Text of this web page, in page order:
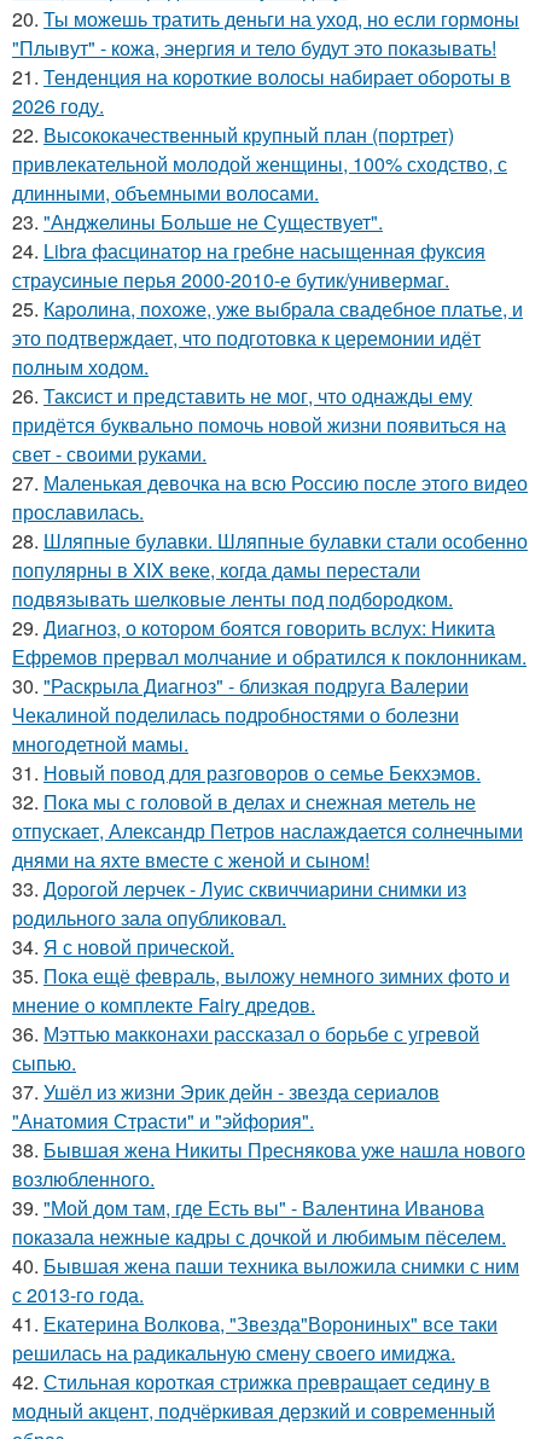
20. Ты можешь тратить деньги на уход, но если гормоны
"Плывут" - кожа, энергия и тело будут это показывать!
21. Тенденция на короткие волосы набирает обороты в
2026 году.
22. Высококачественный крупный план (портрет)
привлекательной молодой женщины, 100% сходство, с
длинными, объемными волосами.
23. "Анджелины Больше не Существует".
24. Libra фасцинатор на гребне насыщенная фуксия
страусиные перья 2000-2010-е бутик/универмаг.
25. Каролина, похоже, уже выбрала свадебное платье, и
это подтверждает, что подготовка к церемонии идёт
полным ходом.
26. Таксист и представить не мог, что однажды ему
придётся буквально помочь новой жизни появиться на
свет - своими руками.
27. Маленькая девочка на всю Россию после этого видео
прославилась.
28. Шляпные булавки. Шляпные булавки стали особенно
популярны в XIX веке, когда дамы перестали
подвязывать шелковые ленты под подбородком.
29. Диагноз, о котором боятся говорить вслух: Никита
Ефремов прервал молчание и обратился к поклонникам.
30. "Раскрыла Диагноз" - близкая подруга Валерии
Чекалиной поделилась подробностями о болезни
многодетной мамы.
31. Новый повод для разговоров о семье Бекхэмов.
32. Пока мы с головой в делах и снежная метель не
отпускает, Александр Петров наслаждается солнечными
днями на яхте вместе с женой и сыном!
33. Дорогой лерчек - Луис сквиччиарини снимки из
родильного зала опубликовал.
34. Я с новой прической.
35. Пока ещё февраль, выложу немного зимних фото и
мнение о комплекте Fairy дредов.
36. Мэттью макконахи рассказал о борьбе с угревой
сыпью.
37. Ушёл из жизни Эрик дейн - звезда сериалов
"Анатомия Страсти" и "эйфория".
38. Бывшая жена Никиты Преснякова уже нашла нового
возлюбленного.
39. "Мой дом там, где Есть вы" - Валентина Иванова
показала нежные кадры с дочкой и любимым пёселем.
40. Бывшая жена паши техника выложила снимки с ним
с 2013-го года.
41. Екатерина Волкова, "Звезда"Ворониных" все таки
решилась на радикальную смену своего имиджа.
42. Стильная короткая стрижка превращает седину в
модный акцент, подчёркивая дерзкий и современный